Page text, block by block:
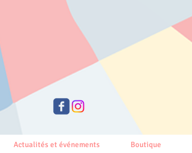
Actualités et événements Boutique